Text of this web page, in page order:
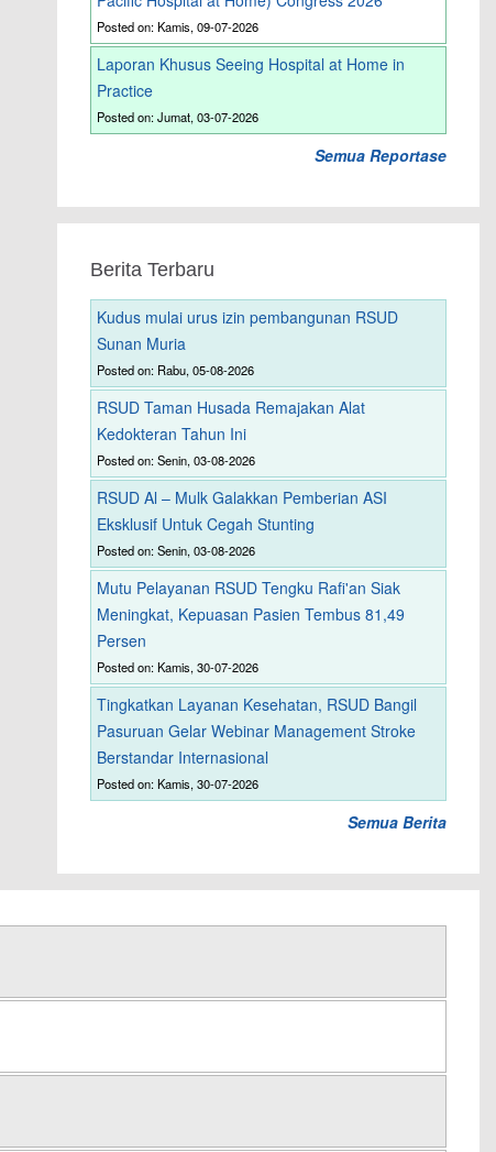
Posted on: Kamis, 09-07-2026
Laporan Khusus Seeing Hospital at Home in
Practice
Posted on: Jumat, 03-07-2026
Semua Reportase
Berita Terbaru
Kudus mulai urus izin pembangunan RSUD
Sunan Muria
Posted on: Rabu, 05-08-2026
RSUD Taman Husada Remajakan Alat
Kedokteran Tahun Ini
Posted on: Senin, 03-08-2026
RSUD Al – Mulk Galakkan Pemberian ASI
Eksklusif Untuk Cegah Stunting
Posted on: Senin, 03-08-2026
Mutu Pelayanan RSUD Tengku Rafi'an Siak
Meningkat, Kepuasan Pasien Tembus 81,49
Persen
Posted on: Kamis, 30-07-2026
Tingkatkan Layanan Kesehatan, RSUD Bangil
Pasuruan Gelar Webinar Management Stroke
Berstandar Internasional
Posted on: Kamis, 30-07-2026
Semua Berita